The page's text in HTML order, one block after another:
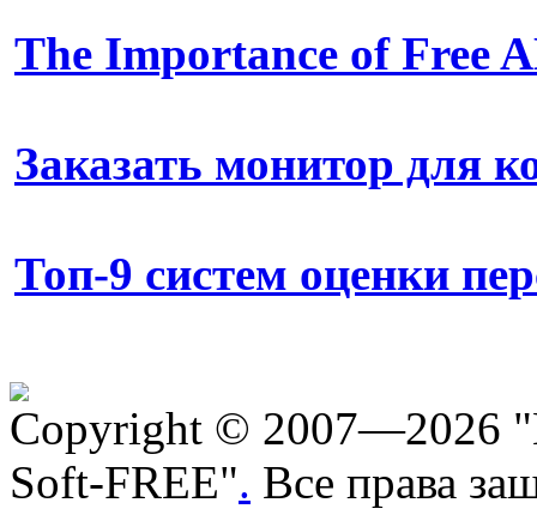
The Importance of Free
Заказать монитор для
Топ-9 систем оценки
Copyright © 2007—2026
Soft-FREE". Все права